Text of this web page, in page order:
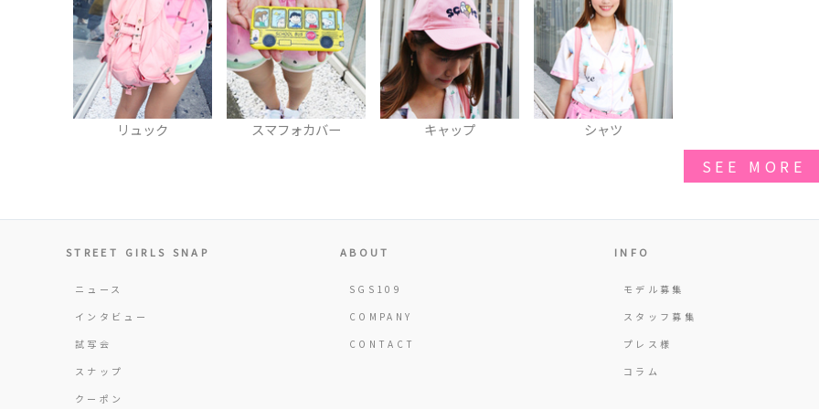
リュック スマフォカバー キャップ シャツ
SEE MORE
STREET GIRLS SNAP
ニュース
インタビュー
試写会
スナップ
クーポン
ABOUT
SGS109
COMPANY
CONTACT
INFO
モデル募集
スタッフ募集
プレス様
コラム